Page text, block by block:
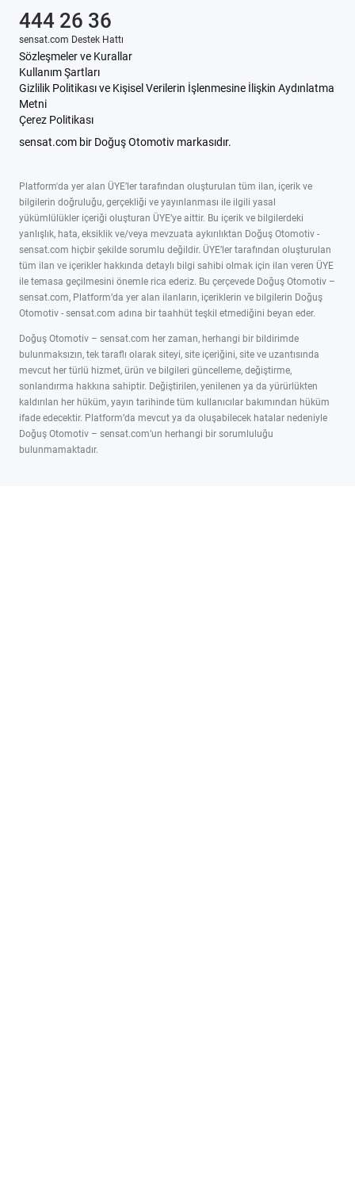
Sözleşmeler ve Kurallar
Kullanım Şartları
Gizlilik Politikası ve Kişisel Verilerin İşlenmesine İlişkin Aydınlatma
Metni
Çerez Politikası
sensat.com bir Doğuş Otomotiv markasıdır.
444 26 36
sensat.com Destek Hattı
Platform'da yer alan ÜYE’ler tarafından oluşturulan tüm ilan, içerik ve
bilgilerin doğruluğu, gerçekliği ve yayınlanması ile ilgili yasal
yükümlülükler içeriği oluşturan ÜYE’ye aittir. Bu içerik ve bilgilerdeki
yanlışlık, hata, eksiklik ve/veya mevzuata aykırılıktan Doğuş Otomotiv -
sensat.com hiçbir şekilde sorumlu değildir. ÜYE’ler tarafından oluşturulan
tüm ilan ve içerikler hakkında detaylı bilgi sahibi olmak için ilan veren ÜYE
ile temasa geçilmesini önemle rica ederiz. Bu çerçevede Doğuş Otomotiv –
sensat.com, Platform’da yer alan ilanların, içeriklerin ve bilgilerin Doğuş
Otomotiv - sensat.com adına bir taahhüt teşkil etmediğini beyan eder.
Doğuş Otomotiv – sensat.com her zaman, herhangi bir bildirimde
bulunmaksızın, tek taraflı olarak siteyi, site içeriğini, site ve uzantısında
mevcut her türlü hizmet, ürün ve bilgileri güncelleme, değiştirme,
sonlandırma hakkına sahiptir. Değiştirilen, yenilenen ya da yürürlükten
kaldırılan her hüküm, yayın tarihinde tüm kullanıcılar bakımından hüküm
ifade edecektir. Platform’da mevcut ya da oluşabilecek hatalar nedeniyle
Doğuş Otomotiv – sensat.com’un herhangi bir sorumluluğu
bulunmamaktadır.